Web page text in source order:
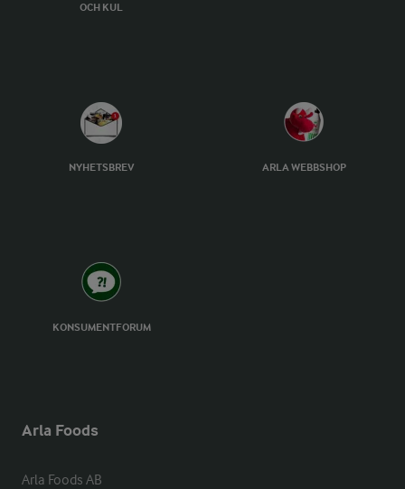
OCH KUL
NYHETSBREV ARLA WEBBSHOP
KONSUMENTFORUM
Arla Foods
Arla Foods AB